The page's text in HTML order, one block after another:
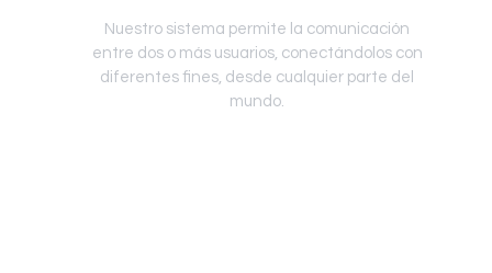
Nuestro sistema permite la comunicación
entre dos o más usuarios, conectándolos con
diferentes fines, desde cualquier parte del
mundo.